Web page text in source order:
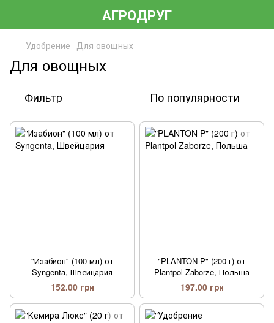
АГРОДРУГ
Удобрение Для овощных
Для овощных
Фильтр По популярности
"Изабион" (100 мл) от
Syngenta, Швейцария
152.00 грн
"PLANTON P" (200 г) от
Plantpol Zaborze, Польша
197.00 грн